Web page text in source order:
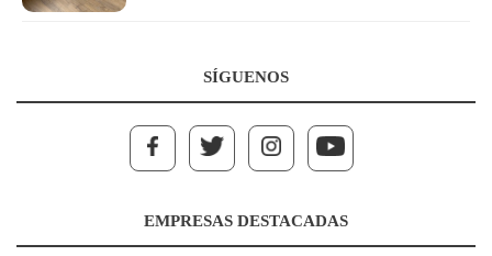
SÍGUENOS
EMPRESAS DESTACADAS